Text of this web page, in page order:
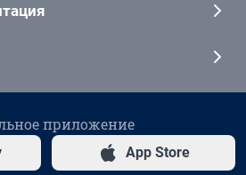
приложение
App Store